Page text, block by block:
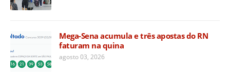
Mega-Sena acumula e três apostas do RN
faturam na quina
agosto 03, 2026